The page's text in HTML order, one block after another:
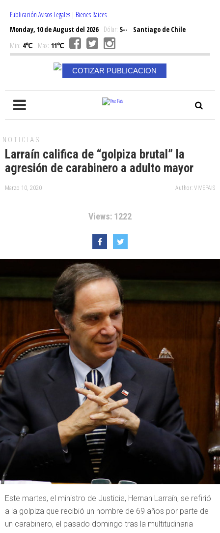
Publicación Avisos Legales | Bienes Raices
Monday, 10 de August del 2026Dólar: $--
Santiago de Chile
Min: 4℃ Max: 11℃
COTIZAR PUBLICACION
NOTICIAS
Larraín califica de “golpiza brutal” la
agresión de carabinero a adulto mayor
Marzo 10, 2020 Author: VIVEPAIS
Views: 1222
Este martes, el ministro de Justicia, Hernan Larraín, se refirió
a la golpiza que recibió un hombre de 69 años por parte de
un carabinero, el pasado domingo tras la multitudinaria